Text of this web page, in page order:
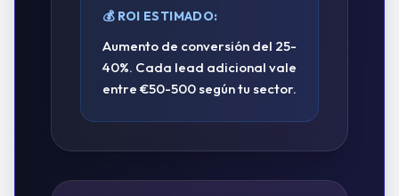
💰 ROI ESTIMADO:
Aumento de conversión del 25-
40%. Cada lead adicional vale
entre €50-500 según tu sector.